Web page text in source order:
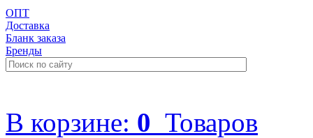
ОПТ
Доставка
Бланк заказа
Бренды
В корзине: 0 Товаров